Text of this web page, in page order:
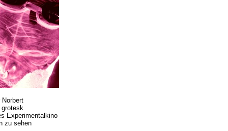
Experimentalkino
zu sehen